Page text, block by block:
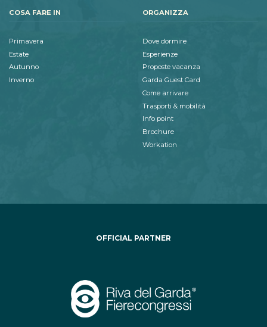
COSA FARE IN
Primavera
Estate
Autunno
Inverno
ORGANIZZA
Dove dormire
Esperienze
Proposte vacanza
Garda Guest Card
Come arrivare
Trasporti & mobilità
Info point
Brochure
Workation
OFFICIAL PARTNER